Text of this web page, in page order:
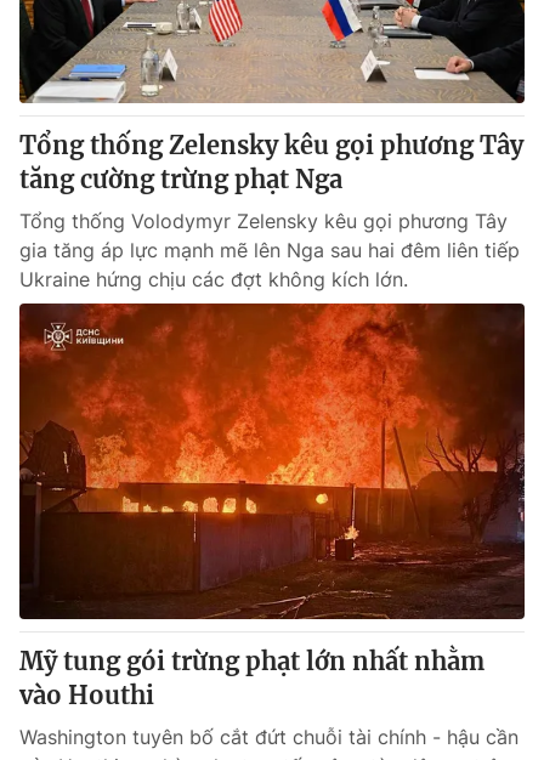
Tổng thống Zelensky kêu gọi phương Tây
tăng cường trừng phạt Nga
Tổng thống Volodymyr Zelensky kêu gọi phương Tây
gia tăng áp lực mạnh mẽ lên Nga sau hai đêm liên tiếp
Ukraine hứng chịu các đợt không kích lớn.
Mỹ tung gói trừng phạt lớn nhất nhằm
vào Houthi
Washington tuyên bố cắt đứt chuỗi tài chính - hậu cần